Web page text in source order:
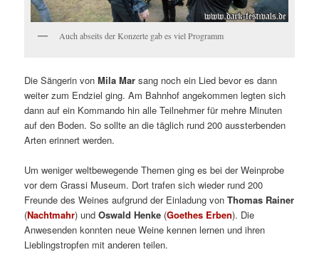
Auch abseits der Konzerte gab es viel Programm
Die Sängerin vonMila Mar sang noch ein Lied bevor es dann
weiter zum Endziel ging. Am Bahnhof angekommen legten sich
dann auf ein Kommando hin alle Teilnehmer für mehre Minuten
auf den Boden. So sollte an die täglich rund 200 aussterbenden
Arten erinnert werden.
Um weniger weltbewegende Themen ging es bei der Weinprobe
vor dem Grassi Museum. Dort trafen sich wieder rund 200
Freunde des Weines aufgrund der Einladung vonThomas Rainer
(Nachtmahr) undOswald Henke (Goethes Erben). Die
Anwesenden konnten neue Weine kennen lernen und ihren
Lieblingstropfen mit anderen teilen.